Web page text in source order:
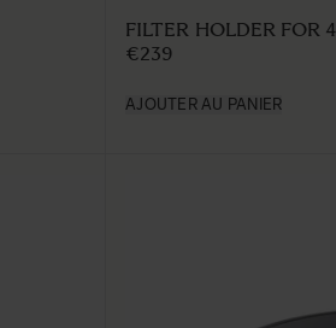
LENS HOOD LH875-02
€42 5
AJOUTER AU PANIER